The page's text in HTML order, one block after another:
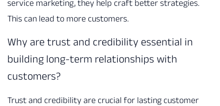
service marketing, they help craft better strategies.
This can lead to more customers.
Why are trust and credibility essential in
building long-term relationships with
customers?
Trust and credibility are crucial for lasting customer